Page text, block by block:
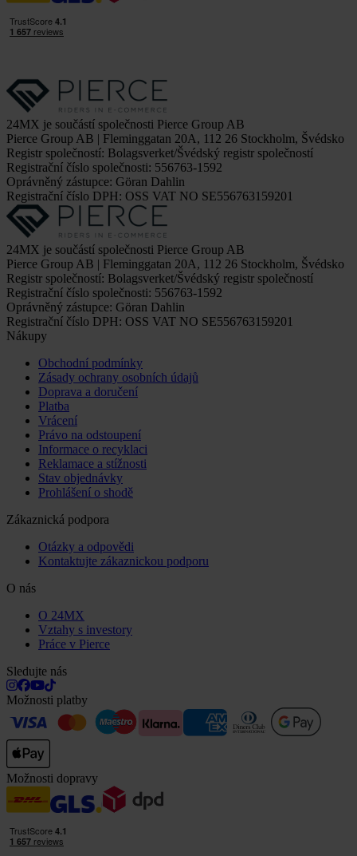
24MX je součástí společnosti Pierce Group AB
Pierce Group AB | Fleminggatan 20A, 112 26 Stockholm, Švédsko
Registr společností: Bolagsverket/Švédský registr společností
Registrační číslo společnosti: 556763-1592
Oprávněný zástupce: Göran Dahlin
Registrační číslo DPH: OSS VAT NO SE556763159201
24MX je součástí společnosti Pierce Group AB
Pierce Group AB | Fleminggatan 20A, 112 26 Stockholm, Švédsko
Registr společností: Bolagsverket/Švédský registr společností
Registrační číslo společnosti: 556763-1592
Oprávněný zástupce: Göran Dahlin
Registrační číslo DPH: OSS VAT NO SE556763159201
Nákupy
Obchodní podmínky
Zásady ochrany osobních údajů
Doprava a doručení
Platba
Vrácení
Právo na odstoupení
Informace o recyklaci
Reklamace a stížnosti
Stav objednávky
Prohlášení o shodě
Zákaznická podpora
Otázky a odpovědi
Kontaktujte zákaznickou podporu
O nás
O 24MX
Vztahy s investory
Práce v Pierce
Sledujte nás
Možnosti platby
Možnosti dopravy